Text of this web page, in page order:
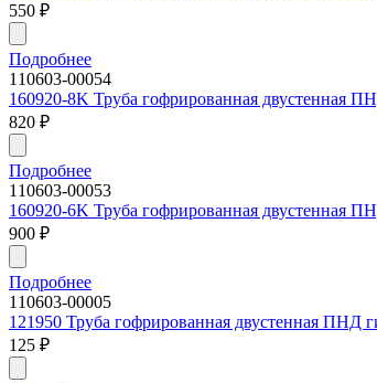
550 ₽
Подробнее
110603-00054
160920-8K Труба гофрированная двустенная
820 ₽
Подробнее
110603-00053
160920-6K Труба гофрированная двустенная
900 ₽
Подробнее
110603-00005
121950 Труба гофрированная двустенная ПНД
125 ₽